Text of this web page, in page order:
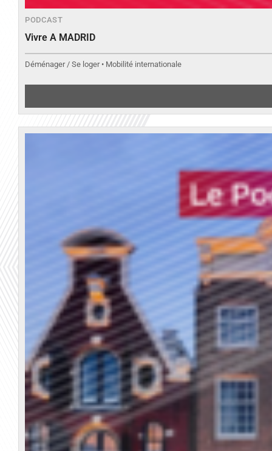
PODCAST
Vivre A MADRID
Déménager / Se loger • Mobilité internationale